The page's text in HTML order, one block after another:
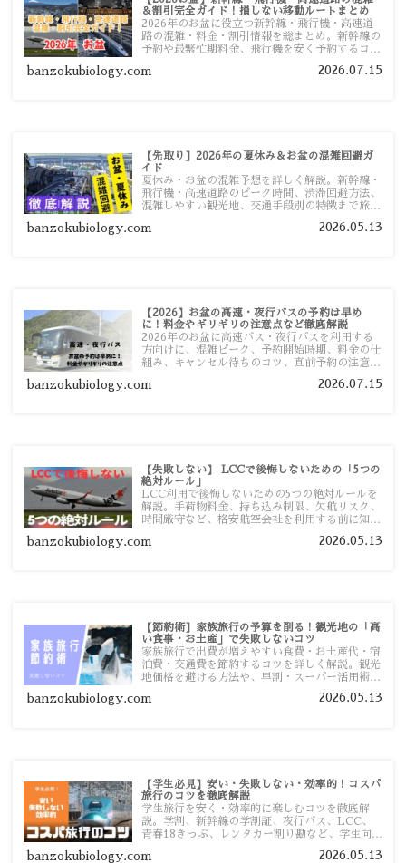
＆割引完全ガイド！損しない移動ルートまとめ
2026年のお盆に役立つ新幹線・飛行機・高速道
路の混雑・料金・割引情報を総まとめ。新幹線の
予約や最繁忙期料金、飛行機を安く予約するコ
い移動方法を分かりやすく解説します。
banzokubiology.com 2026.07.15
【先取り】2026年の夏休み＆お盆の混雑回避ガ
イド
夏休み・お盆の混雑予想を詳しく解説。新幹線・
飛行機・高速道路のピーク時間、渋滞回避方法、
混雑しやすい観光地、交通手段別の特徴まで旅行
banzokubiology.com 2026.05.13
【2026】お盆の高速・夜行バスの予約は早め
に！料金やギリギリの注意点など徹底解説
2026年のお盆に高速バス・夜行バスを利用する
方向けに、混雑ピーク、予約開始時期、料金の仕
組み、キャンセル待ちのコツ、直前予約の注意点
banzokubiology.com 2026.07.15
【失敗しない】 LCCで後悔しないための「5つの
絶対ルール」
LCC利用で後悔しないための5つの絶対ルールを
解説。手荷物料金、持ち込み制限、欠航リスク、
時間厳守など、格安航空会社を利用する前に知っ
す。
banzokubiology.com 2026.05.13
【節約術】家族旅行の予算を削る！観光地の「高
い食事・お土産」で失敗しないコツ
家族旅行で出費が増えやすい食費・お土産代・宿
泊費・交通費を節約するコツを詳しく解説。観光
地価格を避ける方法や、早割・スーパー活用術、
banzokubiology.com 2026.05.13
【学生必見】安い・失敗しない・効率的！コスパ
旅行のコツを徹底解説
学生旅行を安く・効率的に楽しむコツを徹底解
説。学割、新幹線の学割証、夜行バス、LCC、
青春18きっぷ、レンタカー割り勘など、学生向け
banzokubiology.com 2026.05.13